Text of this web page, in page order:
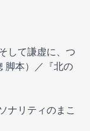
して謙虚に、つ
脚本）／『北の
ナリティのまこ